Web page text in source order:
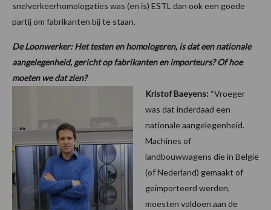
snelverkeerhomologaties was (en is) ESTL dan ook een goede
partij om fabrikanten bij te staan.
De Loonwerker: Het testen en homologeren, is dat een nationale
aangelegenheid, gericht op fabrikanten en importeurs? Of hoe
moeten we dat zien?
Kristof Baeyens: “Vroeger
was dat inderdaad een
nationale aangelegenheid.
Machines of
landbouwwagens die in België
(of Nederland) gemaakt of
geïmporteerd werden,
moesten voldoen aan de